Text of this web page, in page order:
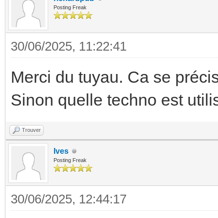
HC' %}
color:
{%
HP' %}
color:
{% endif
}
- type:
head:
!important;
info$: |
--
primary-color: white;
--
secondary-color:
--
Posting Freak
30/06/2025, 11:22:41
Merci du tuyau. Ca se
Sinon quelle techno est
Trouver
Ives
Posting Freak
30/06/2025, 12:44:17